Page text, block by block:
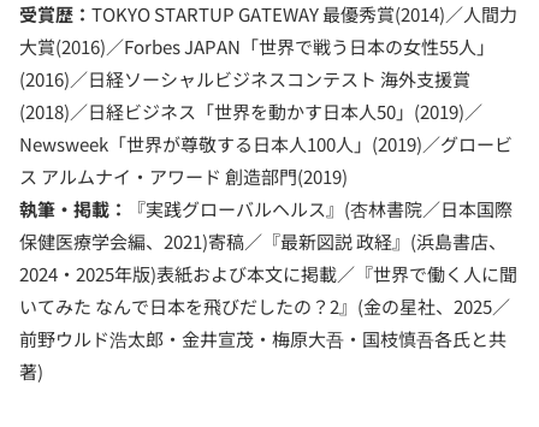
受賞歴： TOKYO STARTUP GATEWAY 最優秀賞(2014)／人間力
大賞(2016)／Forbes JAPAN「世界で戦う日本の女性55人」
(2016)／日経ソーシャルビジネスコンテスト 海外支援賞
(2018)／日経ビジネス「世界を動かす日本人50」(2019)／
Newsweek「世界が尊敬する日本人100人」(2019)／グロービ
ス アルムナイ・アワード 創造部門(2019)
執筆・掲載：
『実践グローバルヘルス』(杏林書院／日本国際
保健医療学会編、2021)寄稿／『最新図説 政経』(浜島書店、
2024・2025年版)表紙および本文に掲載／『世界で働く人に聞
いてみた なんで日本を飛びだしたの？2』(金の星社、2025／
前野ウルド浩太郎・金井宣茂・梅原大吾・国枝慎吾各氏と共
著)